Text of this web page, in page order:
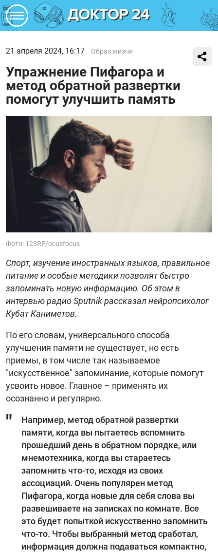
21 апреля 2024, 16:17 Образ жизни
Упражнение Пифагора и
метод обратной развертки
помогут улучшить память
Фото: 123RF/ocusfocus
Спорт, изучение иностранных языков, правильное
питание и особые методики позволят быстро
запоминать новую информацию. Об этом в
интервью радио Sputnik рассказал нейропсихолог
Кубат Каниметов.
По его словам, универсального способа
улучшения памяти не существует, но есть
приемы, в том числе так называемое
"искусственное" запоминание, которые помогут
усвоить новое. Главное – применять их
осознанно и регулярно.
Например, метод обратной развертки
памяти, когда вы пытаетесь вспомнить
прошедший день в обратном порядке, или
мнемотехника, когда вы стараетесь
запомнить что-то, исходя из своих
ассоциаций. Очень популярен метод
Пифагора, когда новые для себя слова вы
развешиваете на записках по комнате. Все
это будет попыткой искусственно запомнить
что-то. Чтобы выбранный метод сработал,
информация должна подаваться компактно,